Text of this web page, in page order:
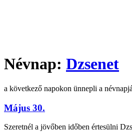
Névnap: Dzsenet
a következő napokon ünnepli a
Május 30.
Szeretnél a jövőben időben értesülni